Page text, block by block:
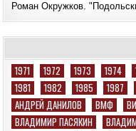
Роман Окружков.
1971 1972 1973 1974
1981
1982 1985 1987
АНДРЕЙ ДАНИЛОВ
ВМФ
ВЛАДИМИР ПАСЯКИН